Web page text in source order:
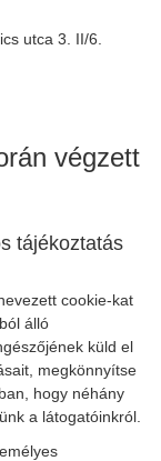
utca 3. II/6.
végzett
tájékoztatás
cookie-kat
álló
küld el
megkönnyítse
hogy néhány
a látogatóinkról.